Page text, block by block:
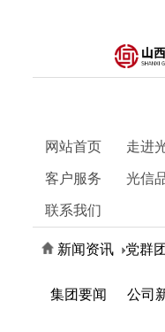
网站首页 走进
客户服务 光信
联系我们
新闻资讯 党群
集团要闻 公司